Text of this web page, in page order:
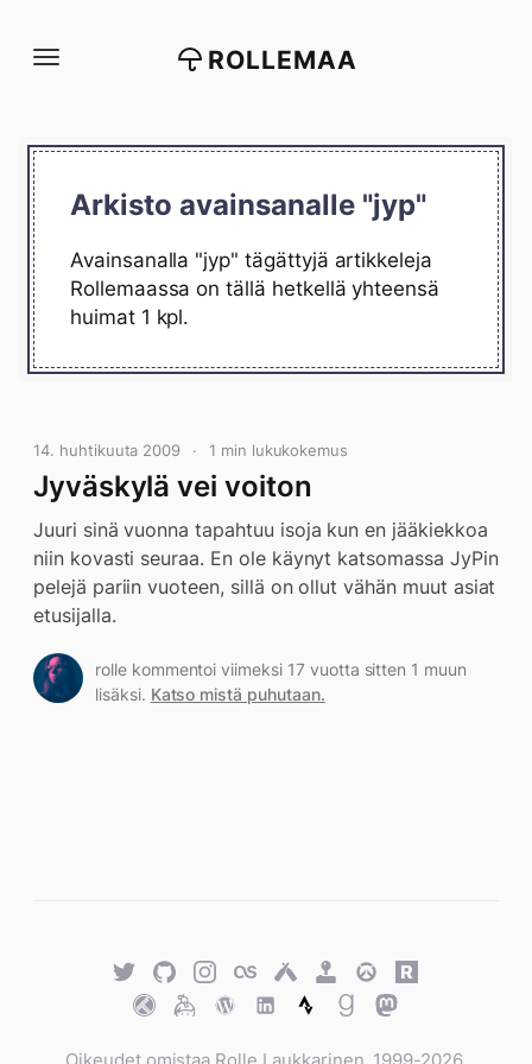
suoraan
ROLLEMAA
Arkisto avainsanalle "jyp"
Avainsanalla "jyp" tägättyjä artikkeleja
Rollemaassa on tällä hetkellä yhteensä
huimat 1 kpl.
14. huhtikuuta 2009 1 min lukukokemus
Jyväskylä vei voiton
Juuri sinä vuonna tapahtuu isoja kun en jääkiekkoa
niin kovasti seuraa. En ole käynyt katsomassa JyPin
pelejä pariin vuoteen, sillä on ollut vähän muut asiat
etusijalla.
rolle kommentoi viimeksi 17 vuotta sitten 1 muun
lisäksi. Katso mistä puhutaan.
TwitterGitHubTwitterLast.fmUntappd
Retro
Achievements
Overwatch
Rawg.io
TraktKeybaseWordPress
WordPress
StravaGoodreads
Mastodon